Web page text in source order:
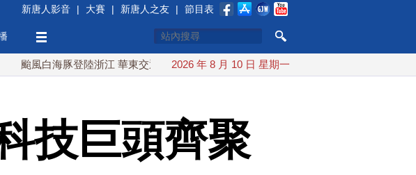
新唐人影音 | 大賽 | 新唐人之友 | 節目表
海豚登陸浙江 華東交通癱瘓 上海大淹水 台灣漢光軍演 模擬核生化攻擊快速因應
2026 年 8 月 10 日 星期一
技巨頭齊聚